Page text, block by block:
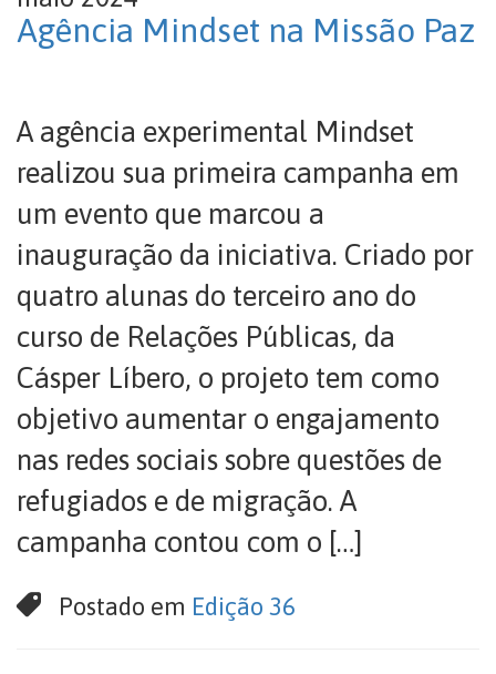
Agência Mindset na Missão Paz
A agência experimental Mindset
realizou sua primeira campanha em
um evento que marcou a
inauguração da iniciativa. Criado por
quatro alunas do terceiro ano do
curso de Relações Públicas, da
Cásper Líbero, o projeto tem como
objetivo aumentar o engajamento
nas redes sociais sobre questões de
refugiados e de migração. A
campanha contou com o […]
Postado em Edição 36